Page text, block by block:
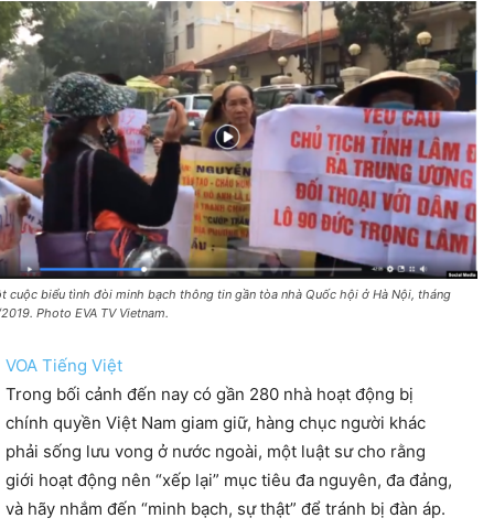
cuộc biểu tình đòi minh bạch thông tin gần tòa nhà Quốc hội ở Hà Nội, tháng
Photo EVA TV Vietnam.
VOA Tiếng Việt
Trong bối cảnh đến nay có gần 280 nhà hoạt động bị
chính quyền Việt Nam giam giữ, hàng chục người khác
phải sống lưu vong ở nước ngoài, một luật sư cho rằng
giới hoạt động nên “xếp lại” mục tiêu đa nguyên, đa đảng,
và hãy nhắm đến “minh bạch, sự thật” để tránh bị đàn áp.